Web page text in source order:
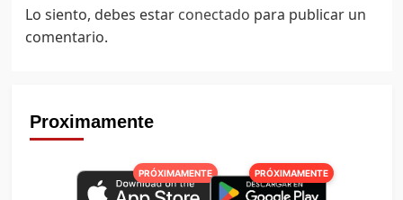
Lo siento, debes estar conectado para publicar un
comentario.
Proximamente
PRÓXIMAMENTE PRÓXIMAMENTE